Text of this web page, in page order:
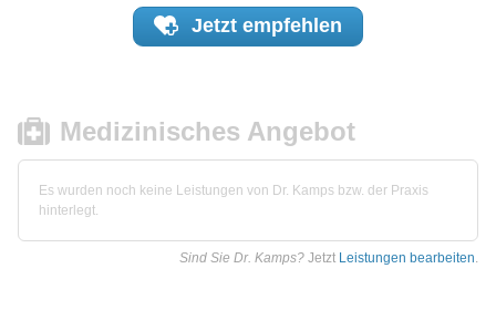
Jetzt empfehlen
Medizinisches Angebot
Es wurden noch keine Leistungen von Dr. Kamps bzw. der Praxis
hinterlegt.
Sind Sie Dr. Kamps? Jetzt Leistungen bearbeiten.